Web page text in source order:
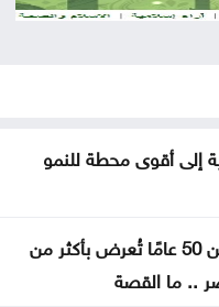
تدخل حيز التنفيذ
التعاملات
بطولات كأس العالم
إلى أقوى محطة للنمو
سيارة عمرها أكثر من 50 عامًا تُعرض بأكثر من
.. ما القصة